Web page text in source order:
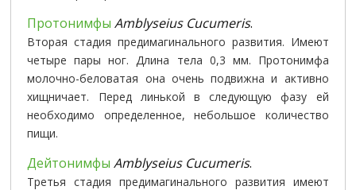
Протонимфы Amblyseius Cucumeris.
Вторая стадия предимагинального развития. Имеют
четыре пары ног. Длина тела 0,3 мм. Протонимфа
молочно-беловатая она очень подвижна и активно
хищничает. Перед линькой в следующую фазу ей
необходимо определенное, небольшое количество
пищи.
Дейтонимфы Amblyseius Cucumeris.
Третья стадия предимагинального развития имеют